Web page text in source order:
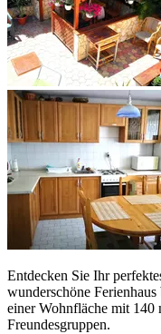
Entdecken Sie Ihr
wunderschöne
einer Wohnfläche mit 140
Freundesgruppen.